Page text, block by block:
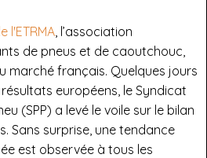
l'ETRMA , l’association
de pneus et de caoutchouc,
marché français. Quelques jours
européens, le Syndicat
(SPP) a levé le voile sur le bilan
Sans surprise, une tendance
est observée à tous les